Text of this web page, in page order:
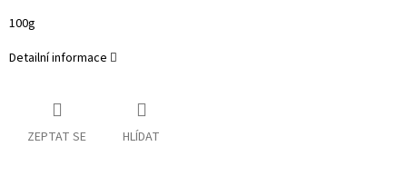
100g
Detailní informace
ZEPTAT SE HLÍDAT